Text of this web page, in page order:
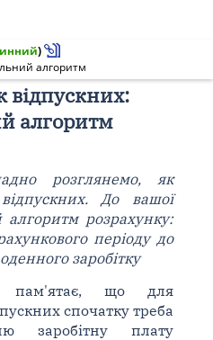
)
алгоритм
відпускних:
алгоритм
розглянемо, як
До вашої
розрахунку:
періоду до
заробітку
пам'ятає, що для
спочатку треба
заробітну плату